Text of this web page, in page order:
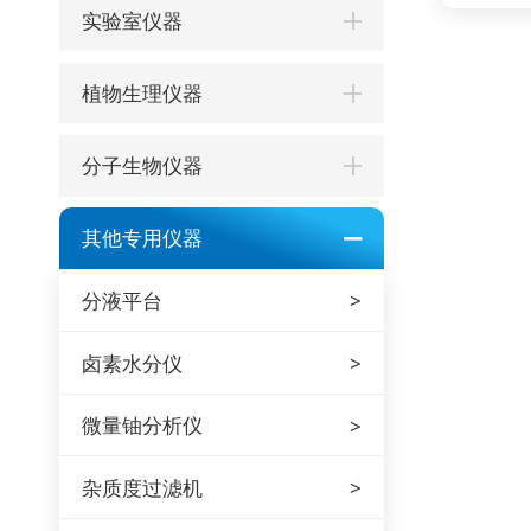
实验室仪器
植物生理仪器
分子生物仪器
其他专用仪器
分液平台
卤素水分仪
微量铀分析仪
杂质度过滤机